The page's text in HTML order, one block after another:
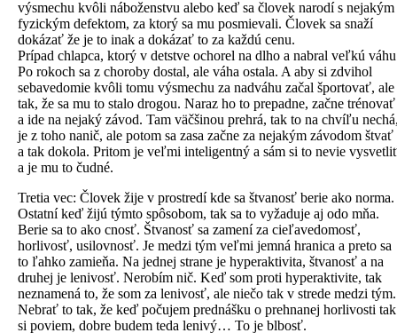
výsmechu kvôli náboženstvu alebo keď sa človek narodí s nejakým
fyzickým defektom, za ktorý sa mu posmievali. Človek sa snaží
dokázať že je to inak a dokázať to za každú cenu.
Prípad chlapca, ktorý v detstve ochorel na dlho a nabral veľkú
Po rokoch sa z choroby dostal, ale váha ostala. A aby si zdvihol
sebavedomie kvôli tomu výsmechu za nadváhu začal športovať, ale
tak, že sa mu to stalo drogou. Naraz ho to prepadne, začne trénovať
a ide na nejaký závod. Tam väčšinou prehrá, tak to na chvíľu
je z toho nanič, ale potom sa zasa začne za nejakým závodom štvať
a tak dokola. Pritom je veľmi inteligentný a sám si to nevie
a je mu to čudné.
Tretia vec: Človek žije v prostredí kde sa štvanosť berie ako norma.
Ostatní keď žijú týmto spôsobom, tak sa to vyžaduje aj odo mňa.
Berie sa to ako cnosť. Štvanosť sa zamení za cieľavedomosť,
horlivosť, usilovnosť. Je medzi tým veľmi jemná hranica a preto sa
to ľahko zamieňa. Na jednej strane je hyperaktivita, štvanosť a na
druhej je lenivosť. Nerobím nič. Keď som proti hyperaktivite, tak
neznamená to, že som za lenivosť, ale niečo tak v strede medzi tým.
Nebrať to tak, že keď počujem prednášku o prehnanej horlivosti tak
si poviem, dobre budem teda lenivý… To je blbosť.